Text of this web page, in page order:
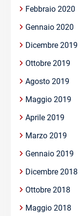
Febbraio 2020
Gennaio 2020
Dicembre 2019
Ottobre 2019
Agosto 2019
Maggio 2019
Aprile 2019
Marzo 2019
Gennaio 2019
Dicembre 2018
Ottobre 2018
Maggio 2018